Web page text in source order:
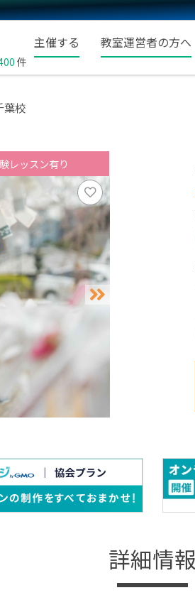
件
主催する 教室運営者の方へ
葉校
レッスン有り
詳細情報